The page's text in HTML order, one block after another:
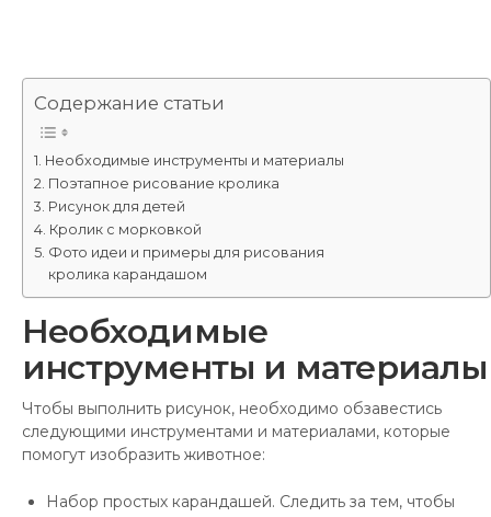
Содержание статьи
Необходимые инструменты и материалы
Поэтапное рисование кролика
Рисунок для детей
Кролик с морковкой
Фото идеи и примеры для рисования
кролика карандашом
Необходимые
инструменты и материалы
Чтобы выполнить рисунок, необходимо обзавестись
следующими инструментами и материалами, которые
помогут изобразить животное:
Набор простых карандашей. Следить за тем, чтобы